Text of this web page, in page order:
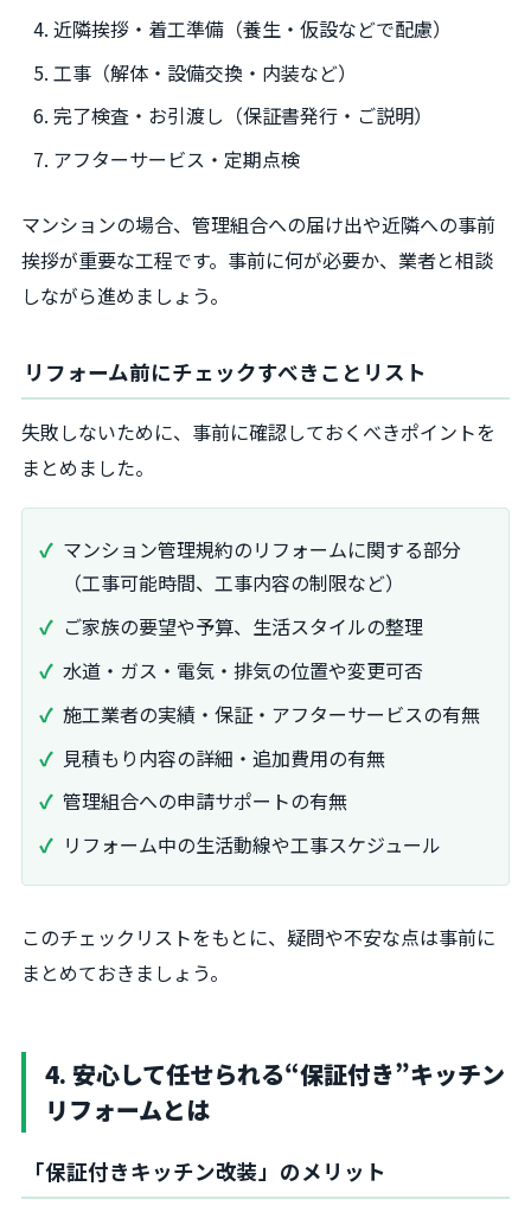
近隣挨拶・着工準備（養生・仮設などで配慮）
工事（解体・設備交換・内装など）
完了検査・お引渡し（保証書発行・ご説明）
アフターサービス・定期点検
マンションの場合、管理組合への届け出や近隣への事前
挨拶が重要な工程です。事前に何が必要か、業者と相談
しながら進めましょう。
リフォーム前にチェックすべきことリスト
失敗しないために、事前に確認しておくべきポイントを
まとめました。
マンション管理規約のリフォームに関する部分
（工事可能時間、工事内容の制限など）
ご家族の要望や予算、生活スタイルの整理
水道・ガス・電気・排気の位置や変更可否
施工業者の実績・保証・アフターサービスの有無
見積もり内容の詳細・追加費用の有無
管理組合への申請サポートの有無
リフォーム中の生活動線や工事スケジュール
このチェックリストをもとに、疑問や不安な点は事前に
まとめておきましょう。
4. 安心して任せられる“保証付き”キッチン
リフォームとは
「保証付きキッチン改装」のメリット